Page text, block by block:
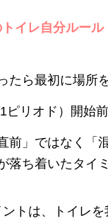
イレ自分ルール
たら最初に場所
ピリオド）開始
前」ではなく「
落ち着いたタイ
トは、トイレを